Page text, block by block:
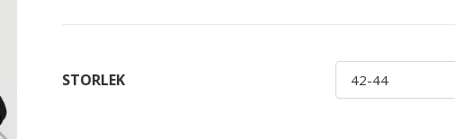
STORLEK